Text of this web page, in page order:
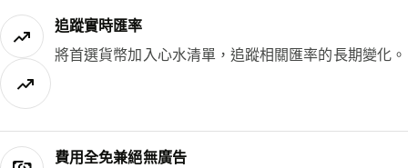
追蹤實時匯率
將首選貨幣加入心水清單，追蹤相關匯率的長期變化。
費用全免兼絕無廣告